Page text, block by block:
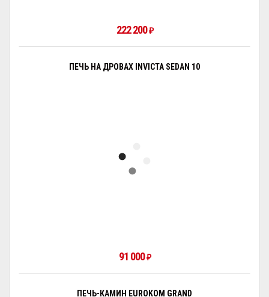
222 200₽
ПЕЧЬ НА ДРОВАХ INVICTA SEDAN 10
91 000₽
ПЕЧЬ-КАМИН EUROKOM GRAND